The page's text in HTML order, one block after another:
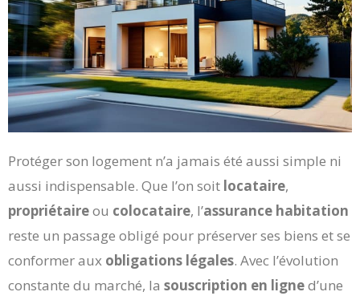
Protéger son logement n’a jamais été aussi simple ni
aussi indispensable. Que l’on soit locataire,
propriétaireou colocataire, l’assurance habitation
reste un passage obligé pour préserver ses biens et se
conformer aux obligations légales. Avec l’évolution
constante du marché, la souscription en ligned’une